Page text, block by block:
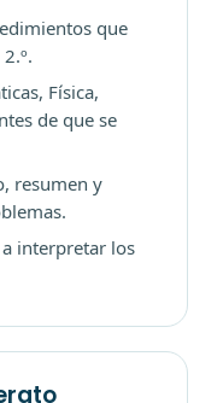
que
Física,
de que se
resumen y
interpretar los